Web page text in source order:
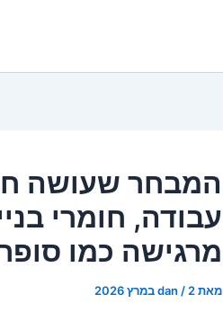
המבחר שעושה
עבודה, חומרי
מרגישה כמו
מאת dan / 2 במרץ 2026